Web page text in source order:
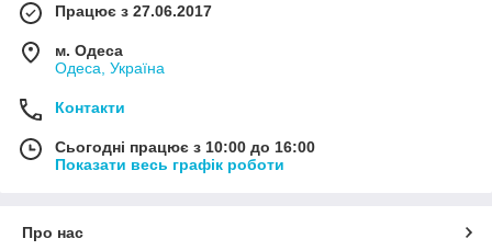
Працює з 27.06.2017
м. Одеса
Одеса, Україна
Контакти
Сьогодні працює з 10:00 до 16:00
Показати весь графік роботи
Про нас